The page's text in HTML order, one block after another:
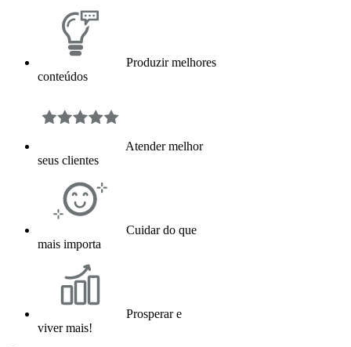
Produzir melhores
conteúdos
Atender melhor
seus clientes
Cuidar do que
mais importa
Prosperar e
viver mais!